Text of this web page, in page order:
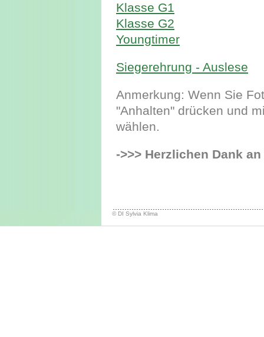
Klasse G1
Klasse G2
Youngtimer
Siegerehrung - Auslese
Anmerkung: Wenn Sie
"Anhalten" drücken und
wählen.
->>> Herzlichen Dank
© DI Sylvia Klima